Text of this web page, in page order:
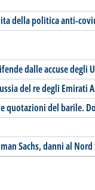
della politica anti-
dalle accuse degli
del re degli Emirati
quotazioni del barile.
Sachs, danni al Nord